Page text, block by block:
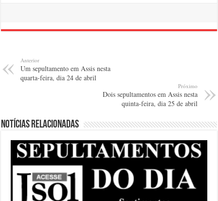
Anterior
Um sepultamento em Assis nesta
quarta-feira, dia 24 de abril
Próximo
Dois sepultamentos em Assis nesta
quinta-feira, dia 25 de abril
Notícias relacionadas